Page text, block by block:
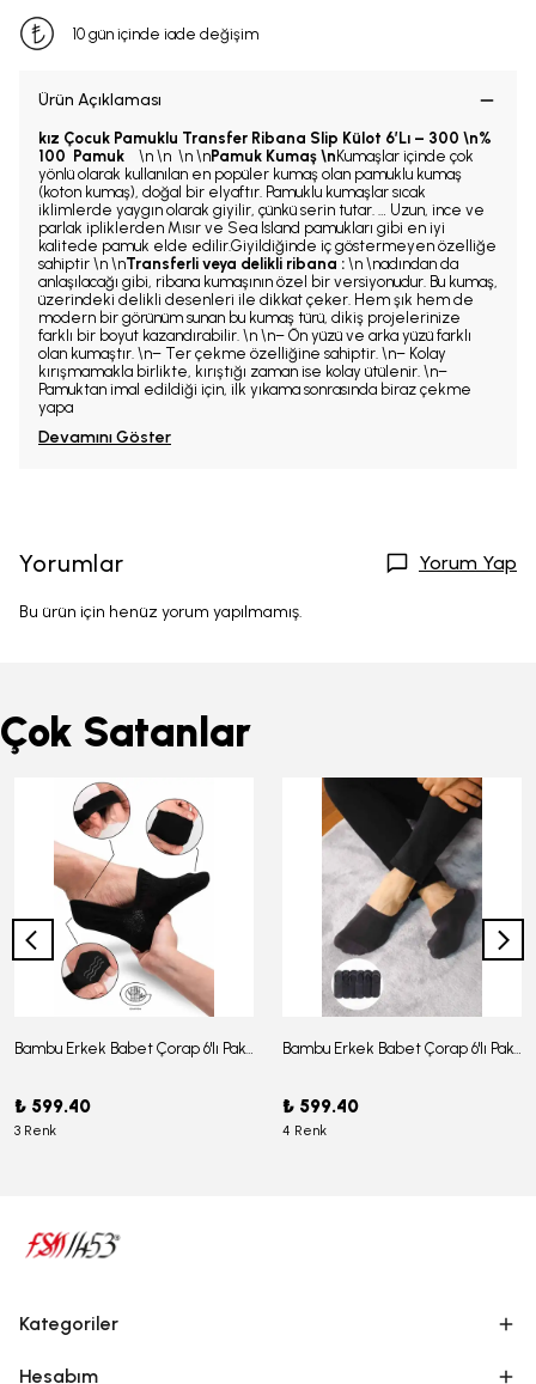
10 gün içinde iade değişim
Ürün Açıklaması
kız Çocuk Pamuklu Transfer Ribana Slip Külot 6’Lı – 300 \n%
100 Pamuk
\n \n \n \nPamuk Kumaş \n Kumaşlar içinde çok
yönlü olarak kullanılan en popüler kumaş olan pamuklu kumaş
(koton kumaş), doğal bir elyaftır. Pamuklu kumaşlar sıcak
iklimlerde yaygın olarak giyilir, çünkü serin tutar. … Uzun, ince ve
parlak ipliklerden Mısır ve Sea Island pamukları gibi en iyi
kalitede pamuk elde edilir.Giyildiğinde iç göstermeyen özelliğe
sahiptir \n \nTransferli veya delikli ribana : \n \nadından da
anlaşılacağı gibi, ribana kumaşının özel bir versiyonudur. Bu kumaş,
üzerindeki delikli desenleri ile dikkat çeker. Hem şık hem de
modern bir görünüm sunan bu kumaş türü, dikiş projelerinize
farklı bir boyut kazandırabilir. \n \n– Ön yüzü ve arka yüzü farklı
olan kumaştır. \n– Ter çekme özelliğine sahiptir. \n– Kolay
kırışmamakla birlikte, kırıştığı zaman ise kolay ütülenir. \n–
Pamuktan imal edildiği için, ilk yıkama sonrasında biraz çekme
yapa
Devamını Göster
Yorumlar Yorum Yap
Bu ürün için henüz yorum yapılmamış.
Çok Satanlar
Bambu Erkek Babet Çorap 6'lı Paket - J-03
₺ 599.40
3 Renk
Bambu Erkek Babet Çorap 6'lı Paket -J-08
₺ 599.40
4 Renk
Kategoriler
Hesabım